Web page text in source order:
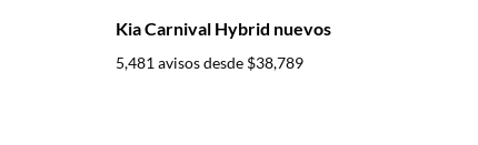
Kia Carnival Hybrid nuevos
5,481 avisos desde $38,789